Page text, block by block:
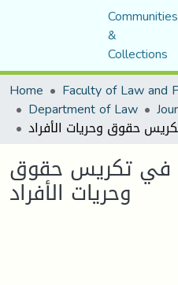
Communities
&
Collections
Home
Department of Law
في تكريس حقوق
وحريات الأفراد